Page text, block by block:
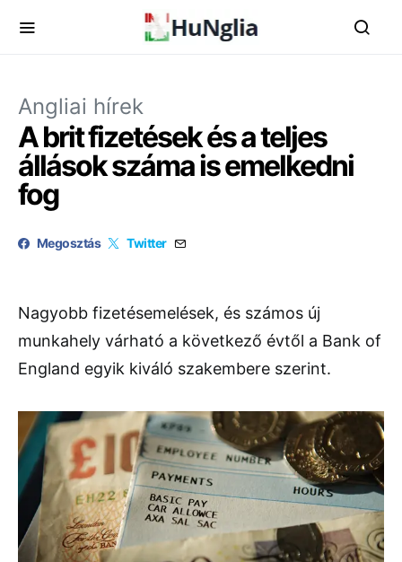
Angliai hírek
A brit fizetések és a teljes
állások száma is emelkedni
fog
Megosztás Twitter
Nagyobb fizetésemelések, és számos új
munkahely várható a következő évtől a Bank of
England egyik kiváló szakembere szerint.